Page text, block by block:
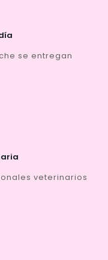
se entregan
veterinarios